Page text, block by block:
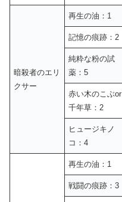
暗殺者のエリ
クサー
再生の油：1
記憶の痕跡：2
純粋な粉の試
薬：5
赤い木のこぶor
千年草：2
ヒュージキノ
コ：4
再生の油：1
戦闘の痕跡：3